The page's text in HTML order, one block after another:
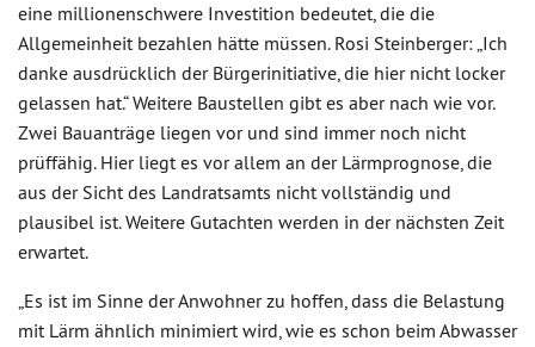
eine millionenschwere Investition bedeutet, die die
Allgemeinheit bezahlen hätte müssen. Rosi Steinberger: „Ich
danke ausdrücklich der Bürgerinitiative, die hier nicht locker
gelassen hat.“ Weitere Baustellen gibt es aber nach wie vor.
Zwei Bauanträge liegen vor und sind immer noch nicht
prüffähig. Hier liegt es vor allem an der Lärmprognose, die
aus der Sicht des Landratsamts nicht vollständig und
plausibel ist. Weitere Gutachten werden in der nächsten Zeit
erwartet.
„Es ist im Sinne der Anwohner zu hoffen, dass die Belastung
mit Lärm ähnlich minimiert wird, wie es schon beim Abwasser